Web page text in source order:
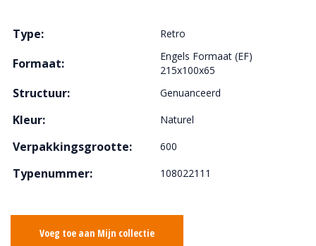
Type: Retro
Formaat:
Engels Formaat (EF)
215x100x65
Structuur: Genuanceerd
Kleur: Naturel
Verpakkingsgrootte: 600
Typenummer: 108022111
Voeg toe aan Mijn collectie